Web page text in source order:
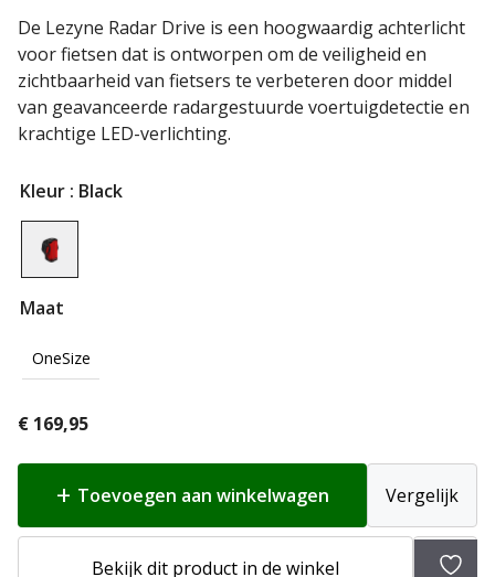
De Lezyne Radar Drive is een hoogwaardig achterlicht
voor fietsen dat is ontworpen om de veiligheid en
zichtbaarheid van fietsers te verbeteren door middel
van geavanceerde radargestuurde voertuigdetectie en
krachtige LED-verlichting.
Kleur : Black
Maat
OneSize
€ 169,95
Toevoegen aan winkelwagen Vergelijk
Bekijk dit product in de winkel